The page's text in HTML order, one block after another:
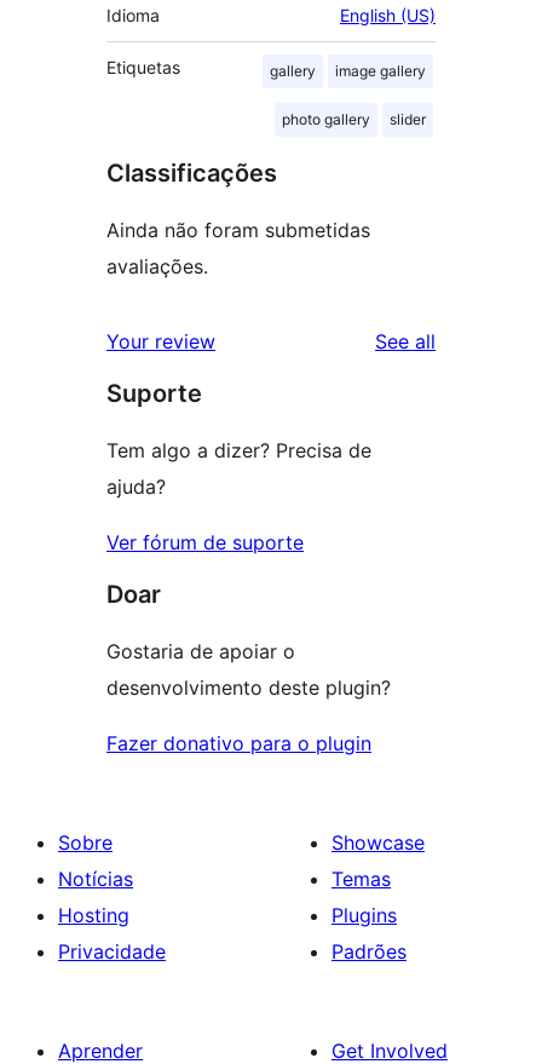
Idioma English (US)
Etiquetas gallery image gallery
photo gallery slider
Classificações
Ainda não foram submetidas
avaliações.
Your review See all
Suporte
Tem algo a dizer? Precisa de
ajuda?
Ver fórum de suporte
Doar
Gostaria de apoiar o
desenvolvimento deste plugin?
Fazer donativo para o plugin
Sobre
Notícias
Hosting
Privacidade
Showcase
Temas
Plugins
Padrões
Aprender
Get Involved